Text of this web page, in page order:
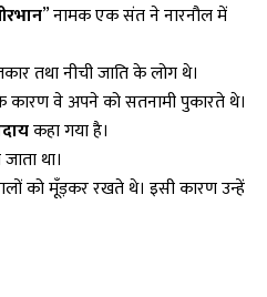
” नामक एक संत ने नारनौल में
तथा नीची जाति के लोग थे।
कारण वे अपने को सतनामी पुकारते थे।
कहा गया है।
था।
को मूँड़कर रखते थे। इसी कारण उन्हें